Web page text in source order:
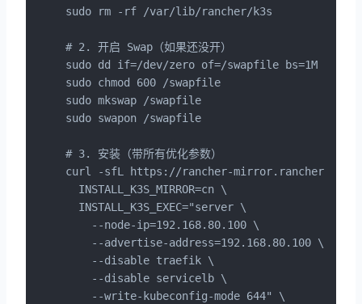
sudo rm -rf /var/lib/rancher/k3s
# 2. 开启 Swap（如果还没开）
sudo dd if=/dev/zero of=/swapfile bs=1M
sudo chmod 600 /swapfile
sudo mkswap /swapfile
sudo swapon /swapfile
# 3. 安装（带所有优化参数）
curl -sfL https://rancher-mirror.rancher.cn/
  INSTALL_K3S_MIRROR=cn \
  INSTALL_K3S_EXEC="server \
    --node-ip=192.168.80.100 \
    --advertise-address=192.168.80.100 \
    --disable traefik \
    --disable servicelb \
    --write-kubeconfig-mode 644" \